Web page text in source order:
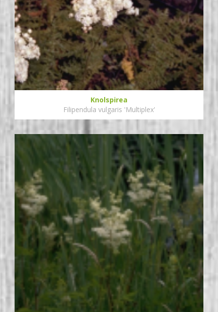
Knolspirea
Filipendula vulgaris 'Multiplex'